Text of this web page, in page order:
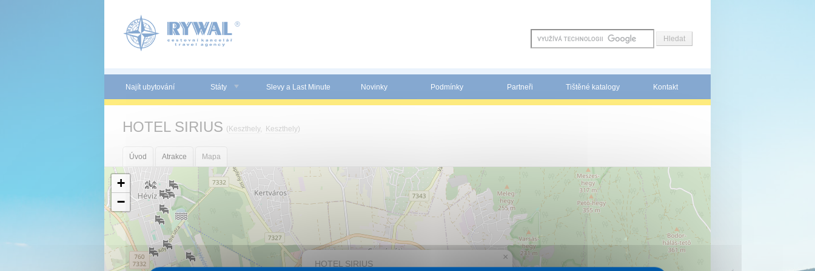
Najít ubytování Státy Slevy a Last Minute Novinky Podmínky Partneři Tištěné katalogy Kontakt
HOTEL SIRIUS ( Keszthely, Keszthely)
Úvod Atrakce Mapa
HOTEL SIRIUS
×
+
−